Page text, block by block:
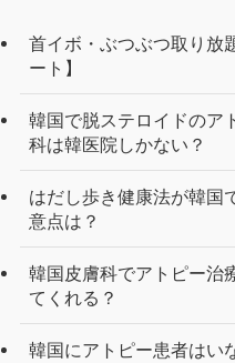
首イボ・ぶつぶつ取り放
ート】
韓国で脱ステロイドのア
科は韓医院しかない？
はだし歩き健康法が韓国
意点は？
韓国皮膚科でアトピー治
てくれる？
韓国にアトピー患者はい